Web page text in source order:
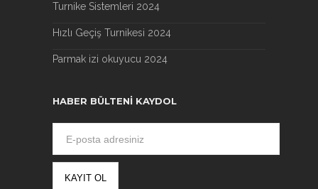
Turnike Sistemleri 2024
Hızlı Geçiş Turnikesi 2024
Parmak izi okuyucu 2024
HABER BÜLTENI KAYDOL